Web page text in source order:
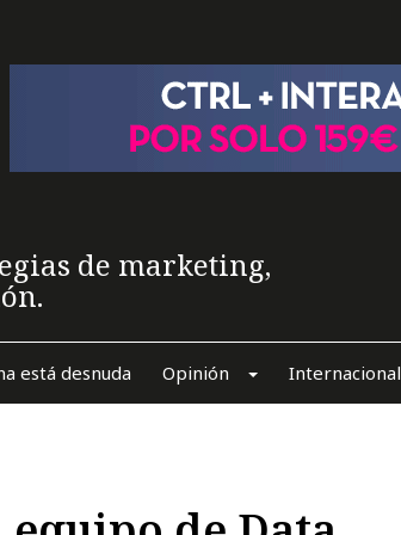
de marketing,
está desnuda Opinión Internacional